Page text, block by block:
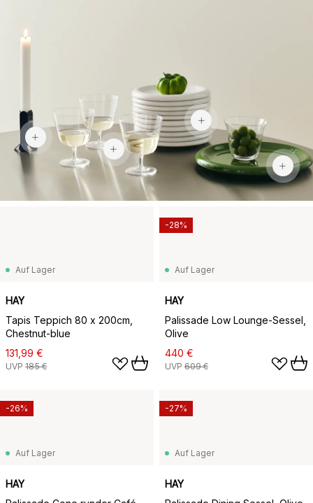
22,95 €
Auf Lager
HAY
Tapis Teppich 80 x 200cm,
Chestnut-blue
131,99 €
UVP 185 €
Auf Lager
HAY
Palissade Low Lounge-Sessel,
Olive
440 €
UVP 609 €
-28%
Auf Lager
HAY
-26%
Auf Lager
HAY
-27%